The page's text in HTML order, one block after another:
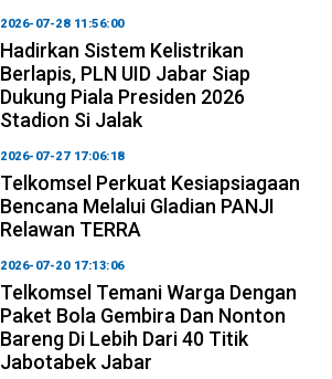
2026-07-28 11:56:00
Hadirkan Sistem Kelistrikan
Berlapis, PLN UID Jabar Siap
Dukung Piala Presiden 2026
Stadion Si Jalak
2026-07-27 17:06:18
Telkomsel Perkuat Kesiapsiagaan
Bencana Melalui Gladian PANJI
Relawan TERRA
2026-07-20 17:13:06
Telkomsel Temani Warga Dengan
Paket Bola Gembira Dan Nonton
Bareng Di Lebih Dari 40 Titik
Jabotabek Jabar